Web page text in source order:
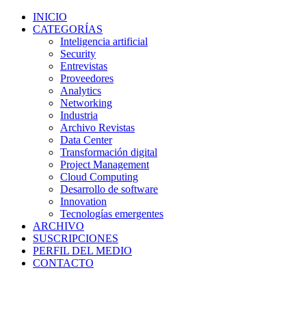
INICIO
CATEGORÍAS
Inteligencia artificial
Security
Entrevistas
Proveedores
Analytics
Networking
Industria
Archivo Revistas
Data Center
Transformación digital
Project Management
Cloud Computing
Desarrollo de software
Innovation
Tecnologías emergentes
ARCHIVO
SUSCRIPCIONES
PERFIL DEL MEDIO
CONTACTO